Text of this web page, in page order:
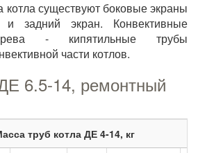
котла существуют боковые экраны
задний экран. Конвективные
- кипятильные трубы
части котлов.
6.5-14, ремонтный
труб котла ДЕ 4-14, кг